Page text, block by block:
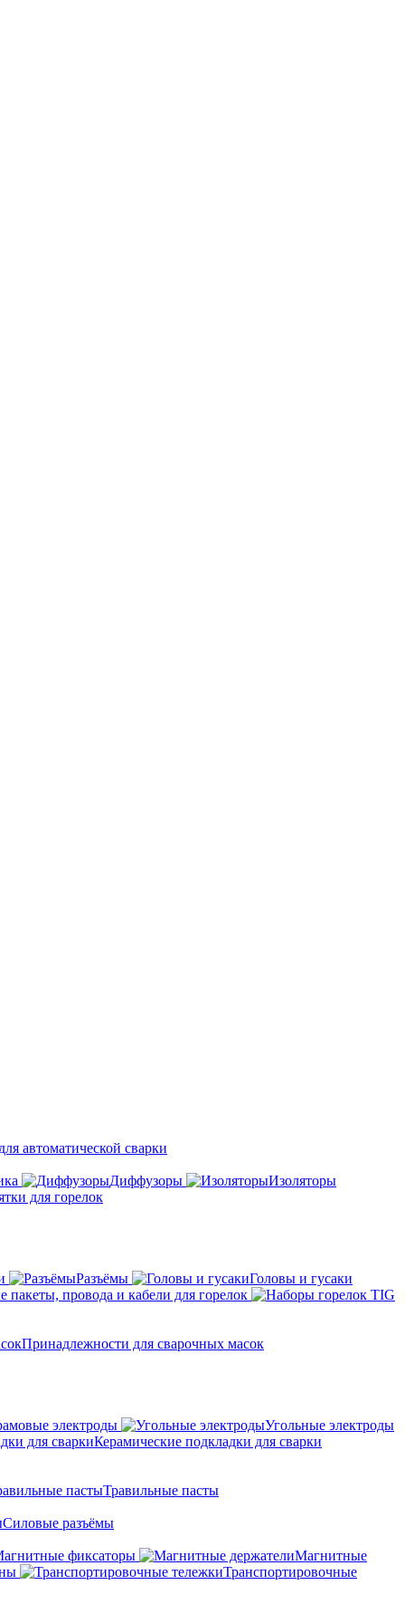
автоматической сварки
Диффузоры
Изоляторы
для горелок
Разъёмы
Головы и гусаки
пакеты, провода и кабели для горелок
Принадлежности для сварочных масок
электроды
Угольные электроды
Керамические подкладки для сварки
Травильные пасты
Силовые разъёмы
фиксаторы
Магнитные
Транспортировочные